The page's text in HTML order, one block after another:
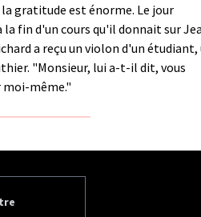
gratitude est énorme. Le jour
fin d'un cours qu'il donnait sur
a reçu un violon d'un étudiant,
"Monsieur, lui a-t-il dit, vous
moi-même."